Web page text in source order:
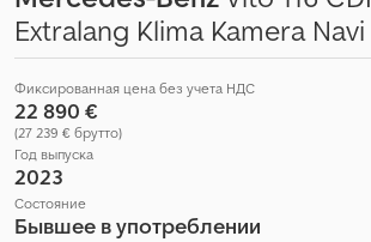
Extralang Klima Kamera Navi
Фиксированная цена без учета НДС
22 890 €
(27 239 € брутто)
Год выпуска
2023
Состояние
Бывшее в употреблении